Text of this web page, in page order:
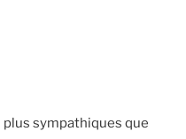
sympathiques que